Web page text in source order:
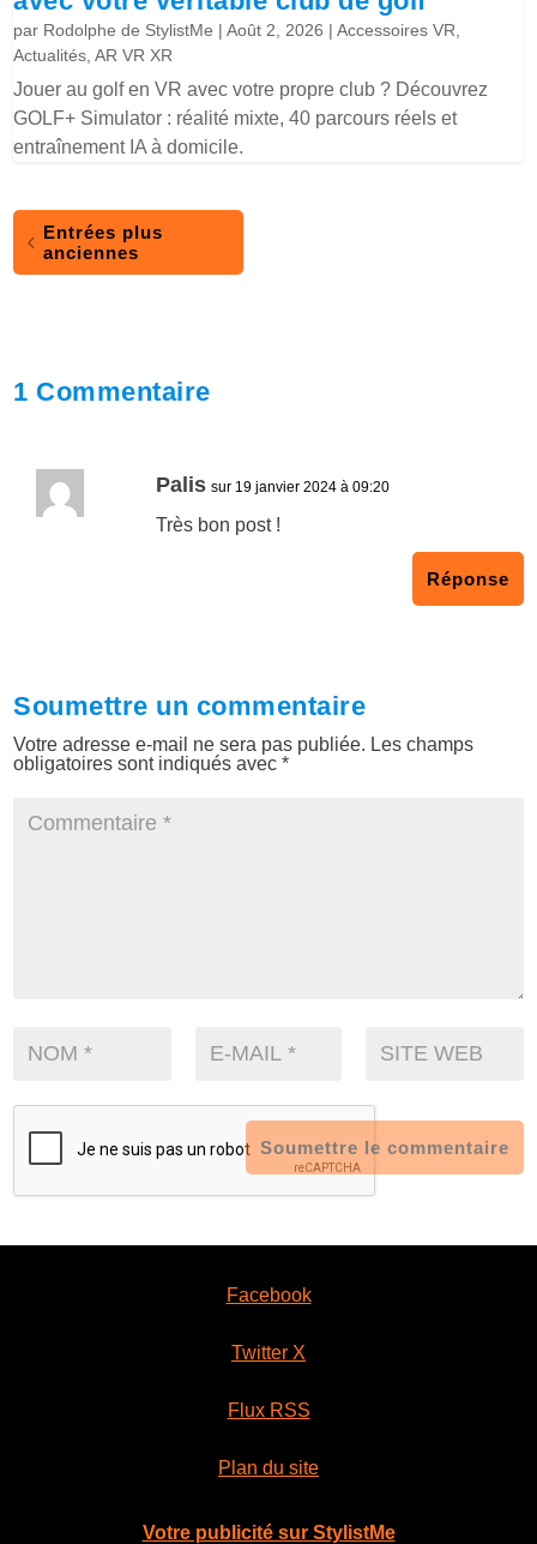
par Rodolphe de StylistMe |Août 2, 2026 |Accessoires VR
Actualités ,AR VR XR
Jouer au golf en VR avec votre propre club ? Découvrez
GOLF+ Simulator : réalité mixte, 40 parcours réels et
entraînement IA à domicile.
Entrées plus
anciennes
1 Commentaire
Palis sur 19 janvier 2024 à 09:20
Très bon post !
Réponse
Soumettre un commentaire
Votre adresse e-mail ne sera pas publiée. Les champs
obligatoires sont indiqués avec*
Soumettre le commentaire
Facebook
Twitter X
Flux RSS
Plan du site
Votre publicité sur StylistMe